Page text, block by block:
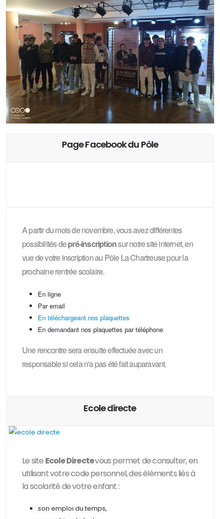
Page Facebook du Pôle
A partir du mois de novembre, vous avez différentes
possibilités depré-inscriptionsur notre site internet, en
vue de votre inscription au Pôle La Chartreuse pour la
prochaine rentrée scolaire.
En ligne
Par email
En téléchargeant nos plaquettes
En demandant nos plaquettes par téléphone
Une rencontre sera ensuite effectuée avec un
responsable si cela n'a pas été fait auparavant.
Ecole directe
Le site Ecole Directevous permet de consulter, en
utilisant votre code personnel, deséléments liés à
la scolarité de votre enfant :
son emploi du temps,